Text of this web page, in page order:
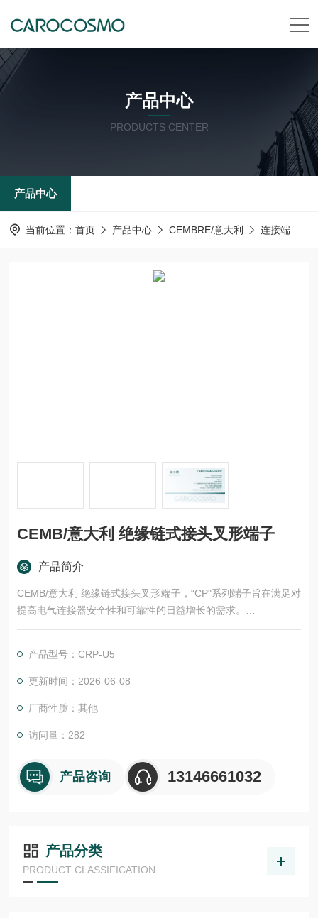
产品中心
PRODUCTS CENTER
产品中心
当前位置： 首页 产品中心 CEMBRE/意大利 连接端子
CEMB/意大利 绝缘链式接头叉形端子
产品简介
CEMB/意大利 绝缘链式接头叉形端子，“CP"系列端子旨在满足对
提高电气连接器安全性和可靠性的日益增长的需求。
研发的宗旨是为与生产设备一起使用，以提供快速可靠的压接接
(UL 94)。
产品型号：CRP-U5
更新时间：2026-06-08
厂商性质：其他
访问量：282
产品咨询 13146661032
产品分类
PRODUCT CLASSIFICATION